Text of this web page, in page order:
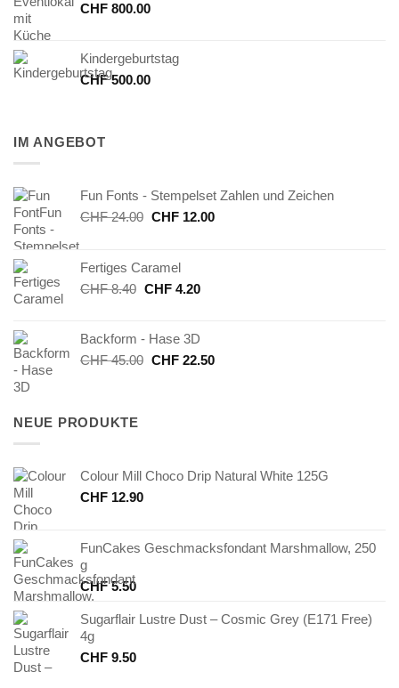
CHF 800.00
Kindergeburtstag
CHF500.00
IM ANGEBOT
Fun Fonts - Stempelset Zahlen und Zeichen
CHF24.00 Ursprünglicher
CHF 24.00
CHF12.00Aktueller
Fertiges Caramel
CHF8.40 Ursprünglicher
CHF 8.40
CHF4.20Aktueller
CHF 4.20.
Backform - Hase 3D
CHF45.00 Ursprünglicher
CHF22.50Aktueller
NEUE PRODUKTE
Colour Mill Choco Drip Natural White 125G
CHF 12.90
FunCakes Geschmacksfondant Marshmallow, 250
g
CHF5.50
Sugarflair Lustre Dust – Cosmic Grey (E171 Free)
4g
CHF 9.50